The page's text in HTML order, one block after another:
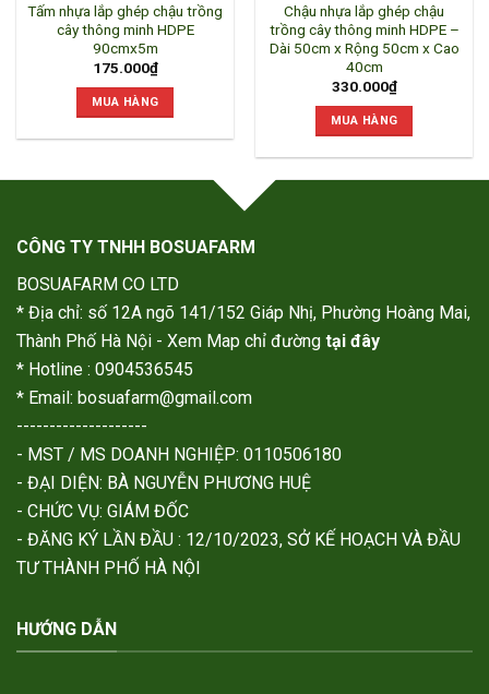
Tấm nhựa lắp ghép chậu trồng
cây thông minh HDPE
90cmx5m
175.000₫
MUA HÀNG
Chậu nhựa lắp ghép chậu
trồng cây thông minh HDPE –
Dài 50cm x Rộng 50cm x Cao
40cm
330.000₫
MUA HÀNG
CÔNG TY TNHH BOSUAFARM
BOSUAFARM CO LTD
* Địa chỉ: số 12A ngõ 141/152 Giáp Nhị, Phường Hoàng Mai,
Thành Phố Hà Nội - Xem Map chỉ đường tại đây
* Hotline : 0904536545
* Email: bosuafarm@gmail.com
--------------------
- MST / MS DOANH NGHIỆP: 0110506180
- ĐẠI DIỆN: BÀ NGUYỄN PHƯƠNG HUỆ
- CHỨC VỤ: GIÁM ĐỐC
- ĐĂNG KÝ LẦN ĐẦU : 12/10/2023, SỞ KẾ HOẠCH VÀ ĐẦU
TƯ THÀNH PHỐ HÀ NỘI
HƯỚNG DẪN